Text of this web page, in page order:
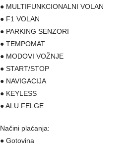
● MULTIFUNKCIONALNI VOLAN
● F1 VOLAN
● PARKING SENZORI
● TEMPOMAT
● MODOVI VOŽNJE
● START/STOP
● NAVIGACIJA
● KEYLESS
● ALU FELGE
Načini plaćanja:
● Gotovina